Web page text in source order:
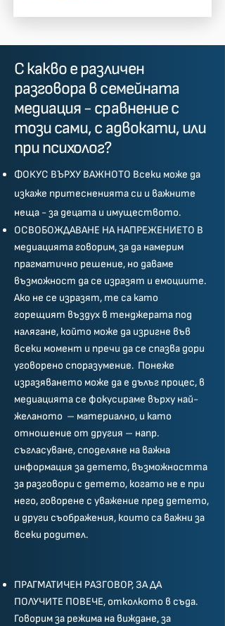
С какво е различен
разговора в семейната
медиация - сравнение с
този сами, с адвокати, или
при психолог?
ФОКУС ВЪРХУ ВАЖНОТО Всеки може да
изкаже притесненията си и важните
неща - за децата и имуществото.
ОСВОБОЖДАВАНЕ НА НАПРЕЖЕНИЕТО В
медиацията говорим, за да намерим
прагматично решение, но даваме
възможност да се изразят и емоциите.
Ако не се изразят, те са като
горещият въздух в тенджерата под
налягане, който може да изригне във
всеки момент и пречи да се спазва дори
уговорено споразумение. Понеже
изразяването може да е дълъг процес, в
медиацията се фокусираме върху най-
желаното – материално, и като
отношение от другия – напр.
съгласуване, споделяне на важна
информация за детето, възможността
за разговори с детето, когато не е при
него, говорене с уважение пред детето,
и други съображения, които са важни за
всеки родител.
ПРАГМАТИЧЕН РАЗГОВОР, ЗА ДА
ПОЛУЧИТЕ ПОВЕЧЕ, отколкото в съда.
Говорим за режима на виждане, за